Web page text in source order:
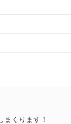
まくります！